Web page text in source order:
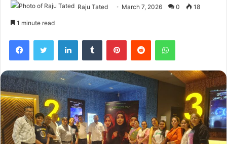
Raju Tated March 7, 2026 0 18
1 minute read
FacebookTwitter LinkedInTumblr PinterestReddit WhatsApp